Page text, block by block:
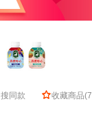
搜同款 收藏商品(